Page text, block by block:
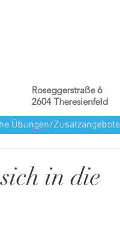
Roseggerstraße 6
2604 Theresienfeld
Übungen/Zusatzangebote
in die